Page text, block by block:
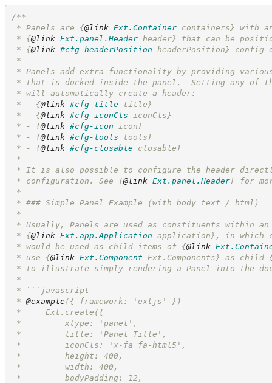
/**
* Panels are {@link Ext.Container containers} with
* {@link Ext.panel.Header header} that can be
* {@link #cfg-headerPosition headerPosition} config
*
* Panels add extra functionality by providing
* that is docked inside the panel.  Setting any of
* will automatically create a header:
* - {@link #cfg-title title}
* - {@link #cfg-iconCls iconCls}
* - {@link #cfg-icon icon}
* - {@link #cfg-tools tools}
* - {@link #cfg-closable closable}
*
* It is also possible to configure the header
* configuration. See {@link Ext.panel.Header} for
*
* ### Simple Panel Example (with body text / html)
*
* Usually, Panels are used as constituents within an
* {@link Ext.app.Application application} , in which
* would be used as child items of {@link
* use {@link Ext.Component Ext.Components} as child
* to illustrate simply rendering a Panel into the
*
* ```javascript
* @example ({ framework: 'extjs' })
*     Ext.create({
*         xtype: 'panel',
*         title: 'Panel Title',
*         iconCls: 'x-fa fa-html5',
*         height: 400,
*         width: 400,
*         bodyPadding: 12,